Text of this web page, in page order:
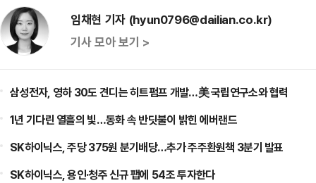
임채현 기자 (hyun0796@dailian.co.kr)
기사 모아 보기 >
삼성전자, 영하 30도 견디는 히트펌프 개발…美 국립연구소와 협력
1년 기다린 열흘의 빛…동화 속 반딧불이 밝힌 에버랜드
SK하이닉스, 주당 375원 분기배당…추가 주주환원책 3분기 발표
SK하이닉스, 용인·청주 신규 팹에 54조 투자한다